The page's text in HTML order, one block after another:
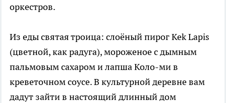
оркестров.
Из еды святая троица: слоёный пирог Kek Lapis
(цветной, как радуга), мороженое с дымным
пальмовым сахаром и лапша Коло-ми в
креветочном соусе. В культурной деревне вам
дадут зайти в настоящий длинный дом